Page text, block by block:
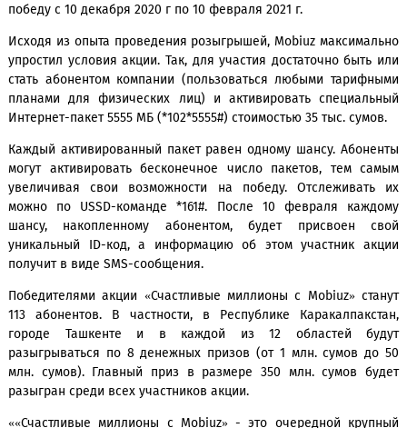
Очередная акция оператора запущена в честь 6-
деятельности компании на рынке мобильной
преддверии Нового года. «Счастливые миллионы с
возможность выиграть до 350 миллионов сумов, копя
победу с 10 декабря 2020 г по 10 февраля 2021 г.
Исходя из опыта проведения розыгрышей, Mobiuz
упростил условия акции. Так, для участия достаточно
стать абонентом компании (пользоваться любыми
планами для физических лиц) и активировать
Интернет-пакет 5555 МБ (*102*5555#) стоимостью 35 тыс.
Каждый активированный пакет равен одному шансу.
увеличивая свои возможности на победу.
можно по USSD-команде *161#. После 10 февраля
шансу, накопленному абонентом, будет присвоен
уникальный ID-код, а информацию об этом участник
получит в виде SMS-сообщения.
Победителями акции «Счастливые миллионы с Mobiuz»